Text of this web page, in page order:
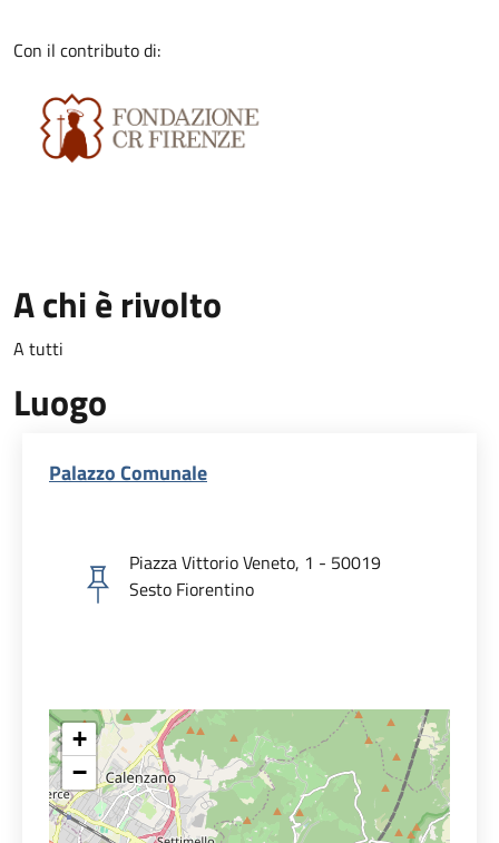
Con il contributo di:
A chi è rivolto
A tutti
Luogo
Palazzo Comunale
Piazza Vittorio Veneto, 1 - 50019
Sesto Fiorentino
+
−